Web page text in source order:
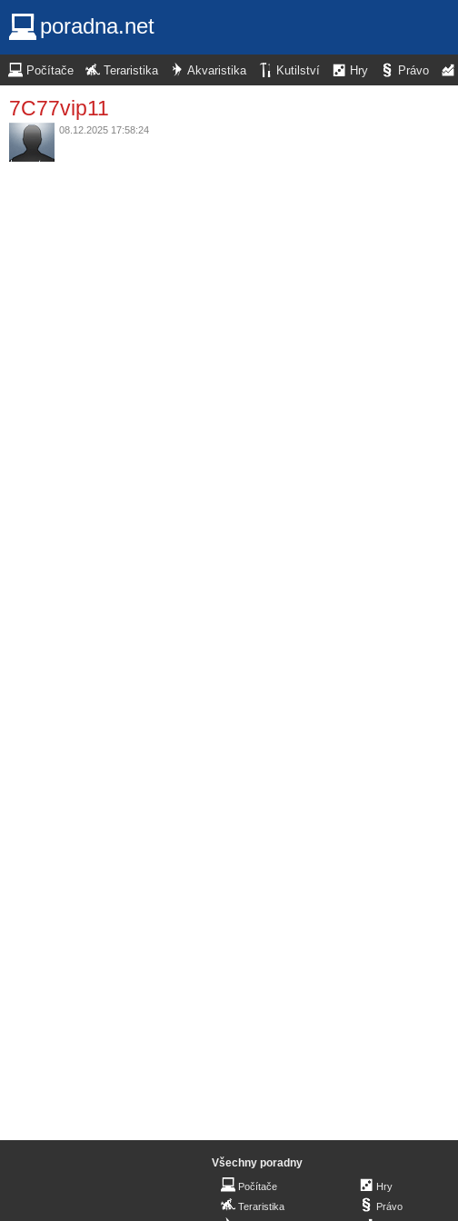
poradna.net
Počítače Teraristika Akvaristika Kutilství Hry Právo
7C77vip11
08.12.2025 17:58:24
Všechny poradny
Počítače
Teraristika
Hry
Právo